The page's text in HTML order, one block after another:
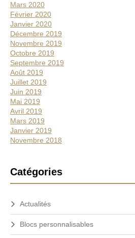
Mars 2020
Février 2020
Janvier 2020
Décembre 2019
Novembre 2019
Octobre 2019
Septembre 2019
Août 2019
Juillet 2019
Juin 2019
Mai 2019
Avril 2019
Mars 2019
Janvier 2019
Novembre 2018
Catégories
Actualités
Blocs personnalisables